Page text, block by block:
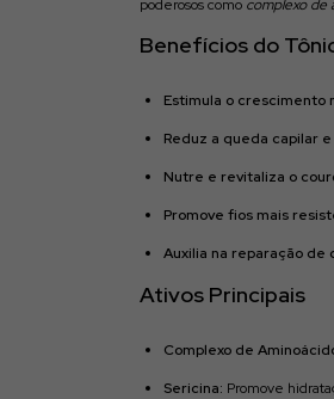
poderosos como complexo de
Benefícios do
Estimula o crescimento
Reduz a queda capilar
Nutre e revitaliza o
Promove fios mais
Auxilia na reparação de
Ativos Principais
Complexo de
Sericina: Promove